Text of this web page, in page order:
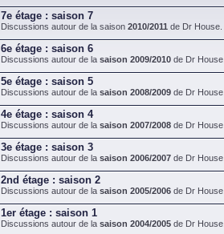
7e étage : saison 7
Discussions autour de la saison 2010/2011 de Dr House.
6e étage : saison 6
Discussions autour de la saison 2009/2010 de Dr House.
5e étage : saison 5
Discussions autour de la saison 2008/2009 de Dr House.
4e étage : saison 4
Discussions autour de la saison 2007/2008 de Dr House.
3e étage : saison 3
Discussions autour de la saison 2006/2007 de Dr House.
2nd étage : saison 2
Discussions autour de la saison 2005/2006 de Dr House.
1er étage : saison 1
Discussions autour de la saison 2004/2005 de Dr House.